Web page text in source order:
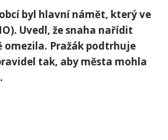
byl hlavní‌ námět,‌ který ve
Uvedl, že snaha nařídit
omezila. Pražák⁢ podtrhuje
tak, aby ⁣města mohla